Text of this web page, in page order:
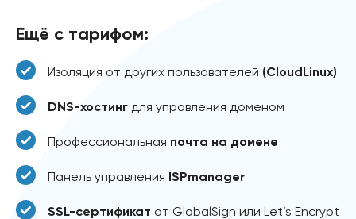
Ещё с тарифом:
Изоляция от других пользователей (CloudLinux)
DNS-хостинг для управления доменом
Профессиональная почта на домене
Панель управления ISPmanager
SSL-сертификат от GlobalSign или Let’s Encrypt